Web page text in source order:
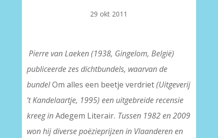
29 okt 2011
Pierre van Laeken (1938, Gingelom, België)
publiceerde zes dichtbundels, waarvan de
bundelOm alles een beetje verdriet(Uitgeverij
’t Kandelaartje, 1995) een uitgebreide recensie
kreeg inAdegem Literair. Tussen 1982 en 2009
won hij diverse poëzieprijzen in Vlaanderen en